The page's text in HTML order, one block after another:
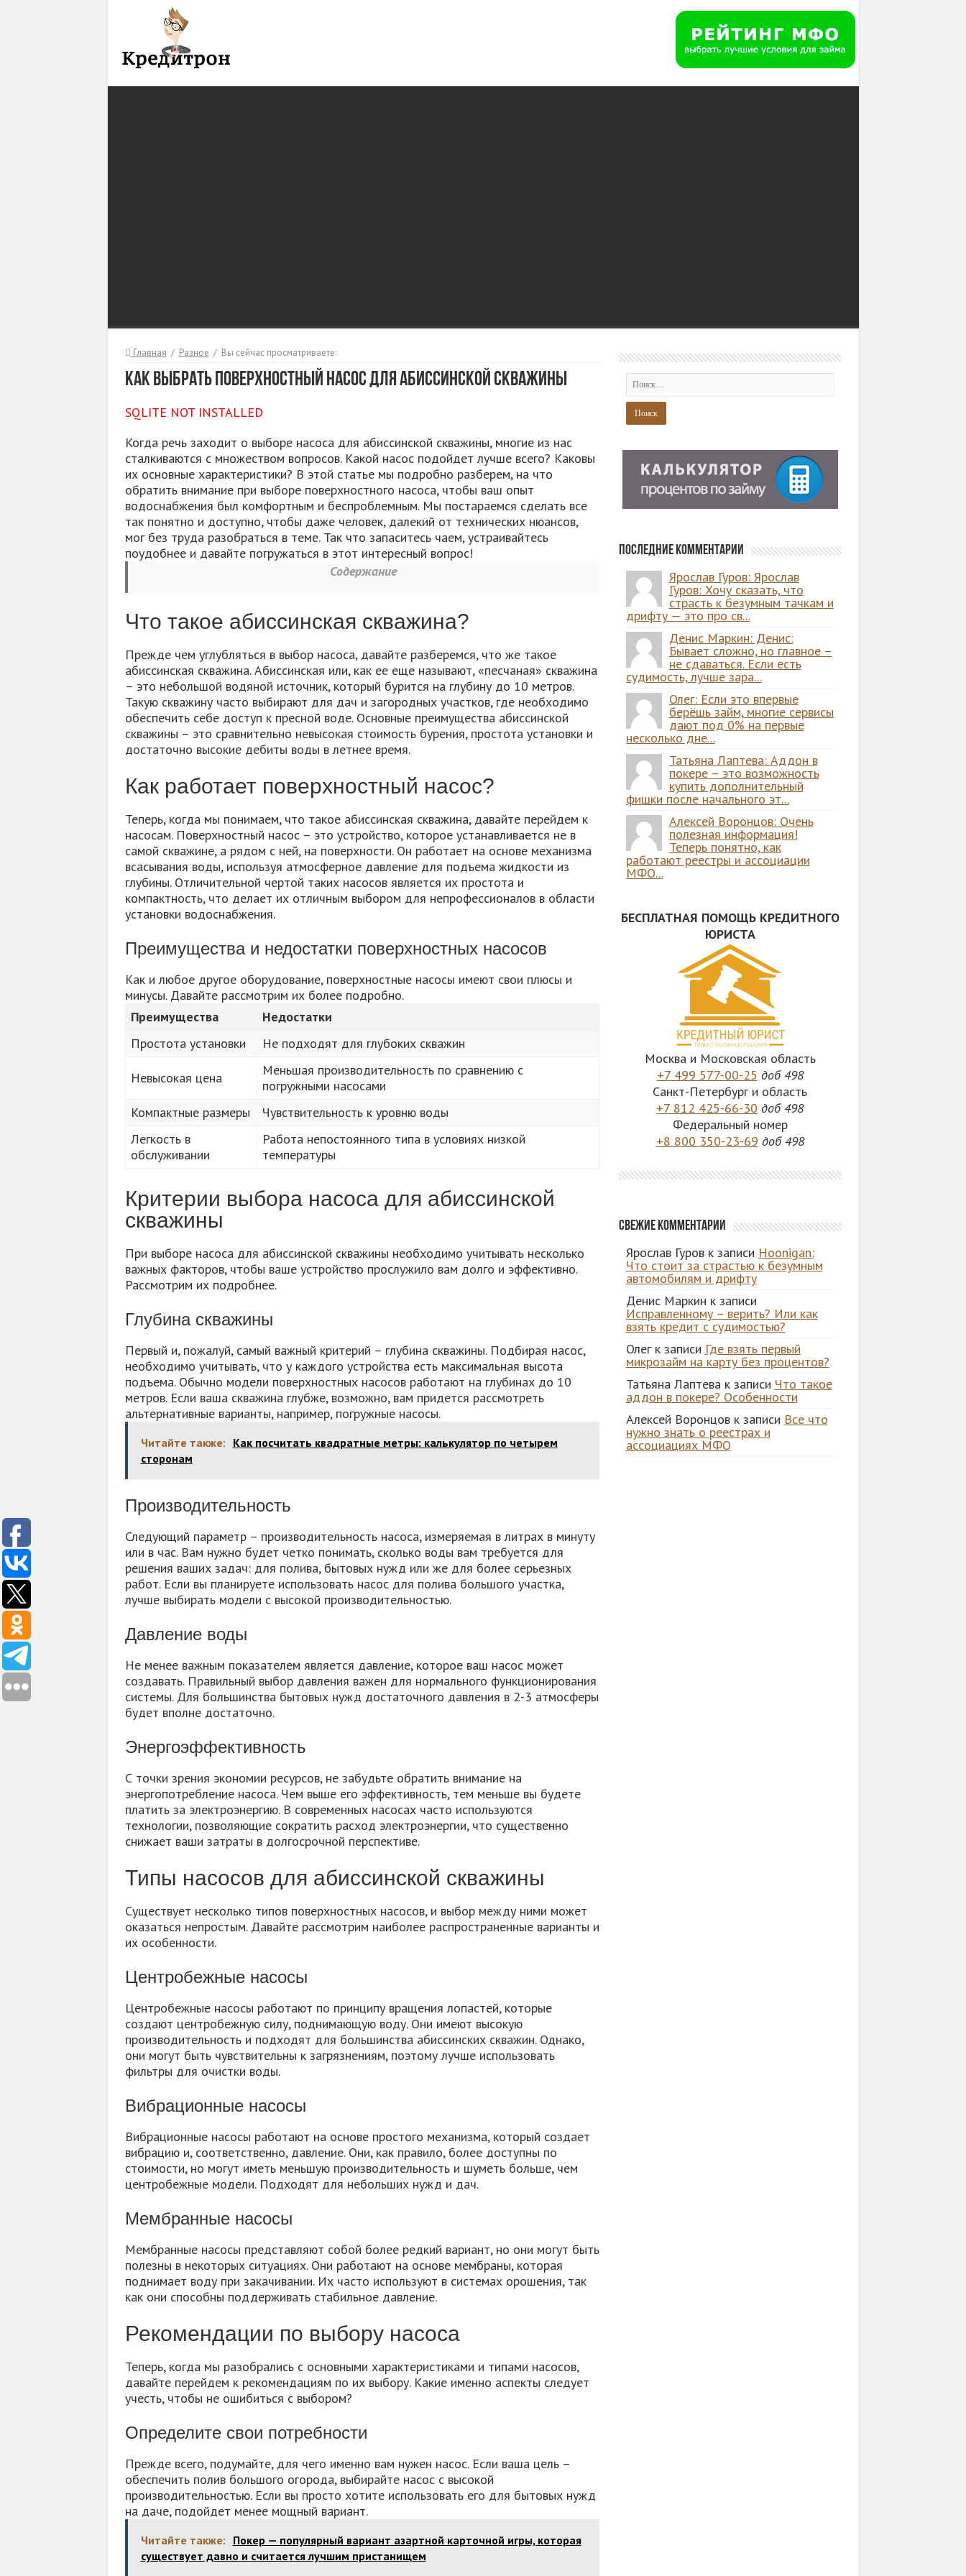
Главная / Разное / Вы сейчас просматриваете:
Как выбрать поверхностный насос для абиссинской скважины
SQLITE NOT INSTALLED
Когда речь заходит о выборе насоса для абиссинской скважины, многие из нас
сталкиваются с множеством вопросов. Какой насос подойдет лучше всего? Каковы
их основные характеристики? В этой статье мы подробно разберем, на что
обратить внимание при выборе поверхностного насоса, чтобы ваш опыт
водоснабжения был комфортным и беспроблемным. Мы постараемся сделать все
так понятно и доступно, чтобы даже человек, далекий от технических нюансов,
мог без труда разобраться в теме. Так что запаситесь чаем, устраивайтесь
поудобнее и давайте погружаться в этот интересный вопрос!
Содержание
Что такое абиссинская скважина?
Прежде чем углубляться в выбор насоса, давайте разберемся, что же такое
абиссинская скважина. Абиссинская или, как ее еще называют, «песчаная» скважина
– это небольшой водяной источник, который бурится на глубину до 10 метров.
Такую скважину часто выбирают для дач и загородных участков, где необходимо
обеспечить себе доступ к пресной воде. Основные преимущества абиссинской
скважины – это сравнительно невысокая стоимость бурения, простота установки и
достаточно высокие дебиты воды в летнее время.
Как работает поверхностный насос?
Теперь, когда мы понимаем, что такое абиссинская скважина, давайте перейдем к
насосам. Поверхностный насос – это устройство, которое устанавливается не в
самой скважине, а рядом с ней, на поверхности. Он работает на основе механизма
всасывания воды, используя атмосферное давление для подъема жидкости из
глубины. Отличительной чертой таких насосов является их простота и
компактность, что делает их отличным выбором для непрофессионалов в области
установки водоснабжения.
Преимущества и недостатки поверхностных насосов
Как и любое другое оборудование, поверхностные насосы имеют свои плюсы и
минусы. Давайте рассмотрим их более подробно.
Преимущества
Недостатки
Простота установки
Не подходят для глубоких скважин
Невысокая цена
Меньшая производительность по сравнению с
погружными насосами
Компактные размеры
Чувствительность к уровню воды
Легкость в
обслуживании
Работа непостоянного типа в условиях низкой
температуры
Критерии выбора насоса для абиссинской
скважины
При выборе насоса для абиссинской скважины необходимо учитывать несколько
важных факторов, чтобы ваше устройство прослужило вам долго и эффективно.
Рассмотрим их подробнее.
Глубина скважины
Первый и, пожалуй, самый важный критерий – глубина скважины. Подбирая насос,
необходимо учитывать, что у каждого устройства есть максимальная высота
подъема. Обычно модели поверхностных насосов работают на глубинах до 10
метров. Если ваша скважина глубже, возможно, вам придется рассмотреть
альтернативные варианты, например, погружные насосы.
Читайте также: Как посчитать квадратные метры: калькулятор по четырем
сторонам
Производительность
Следующий параметр – производительность насоса, измеряемая в литрах в минуту
или в час. Вам нужно будет четко понимать, сколько воды вам требуется для
решения ваших задач: для полива, бытовых нужд или же для более серьезных
работ. Если вы планируете использовать насос для полива большого участка,
лучше выбирать модели с высокой производительностью.
Давление воды
Не менее важным показателем является давление, которое ваш насос может
создавать. Правильный выбор давления важен для нормального функционирования
системы. Для большинства бытовых нужд достаточного давления в 2-3 атмосферы
будет вполне достаточно.
Энергоэффективность
С точки зрения экономии ресурсов, не забудьте обратить внимание на
энергопотребление насоса. Чем выше его эффективность, тем меньше вы будете
платить за электроэнергию. В современных насосах часто используются
технологии, позволяющие сократить расход электроэнергии, что существенно
снижает ваши затраты в долгосрочной перспективе.
Типы насосов для абиссинской скважины
Существует несколько типов поверхностных насосов, и выбор между ними может
оказаться непростым. Давайте рассмотрим наиболее распространенные варианты и
их особенности.
Центробежные насосы
Центробежные насосы работают по принципу вращения лопастей, которые
создают центробежную силу, поднимающую воду. Они имеют высокую
производительность и подходят для большинства абиссинских скважин. Однако,
они могут быть чувствительны к загрязнениям, поэтому лучше использовать
фильтры для очистки воды.
Вибрационные насосы
Вибрационные насосы работают на основе простого механизма, который создает
вибрацию и, соответственно, давление. Они, как правило, более доступны по
стоимости, но могут иметь меньшую производительность и шуметь больше, чем
центробежные модели. Подходят для небольших нужд и дач.
Мембранные насосы
Мембранные насосы представляют собой более редкий вариант, но они могут быть
полезны в некоторых ситуациях. Они работают на основе мембраны, которая
поднимает воду при закачивании. Их часто используют в системах орошения, так
как они способны поддерживать стабильное давление.
Рекомендации по выбору насоса
Теперь, когда мы разобрались с основными характеристиками и типами насосов,
давайте перейдем к рекомендациям по их выбору. Какие именно аспекты следует
учесть, чтобы не ошибиться с выбором?
Определите свои потребности
Прежде всего, подумайте, для чего именно вам нужен насос. Если ваша цель –
обеспечить полив большого огорода, выбирайте насос с высокой
производительностью. Если вы просто хотите использовать его для бытовых нужд
на даче, подойдет менее мощный вариант.
Читайте также: Покер — популярный вариант азартной карточной игры, которая
существует давно и считается лучшим пристанищем
Последние комментарии
Ярослав Гуров: Ярослав
Гуров: Хочу сказать, что
страсть к безумным тачкам и
дрифту — это про св...
Денис Маркин: Денис:
Бывает сложно, но главное –
не сдаваться. Если есть
судимость, лучше зара...
Олег: Если это впервые
берёшь займ, многие сервисы
дают под 0% на первые
несколько дне...
Татьяна Лаптева: Аддон в
покере – это возможность
купить дополнительный
фишки после начального эт...
Алексей Воронцов: Очень
полезная информация!
Теперь понятно, как
работают реестры и ассоциации
МФО...
БЕСПЛАТНАЯ ПОМОЩЬ КРЕДИТНОГО
ЮРИСТА
Москва и Московская область
+7 499 577-00-25 доб 498
Санкт-Петербург и область
+7 812 425-66-30 доб 498
Федеральный номер
+8 800 350-23-69 доб 498
Свежие комментарии
Ярослав Гуровк записи Hoonigan:
Что стоит за страстью к безумным
автомобилям и дрифту
Денис Маркин к записи
Исправленному – верить? Или как
взять кредит с судимостью?
Олегк записи Где взять первый
микрозайм на карту без процентов?
Татьяна Лаптевак записи Что такое
аддон в покере? Особенности
Алексей Воронцовк записи Все что
нужно знать о реестрах и
ассоциациях МФО